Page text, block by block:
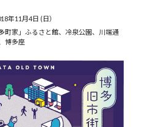
年11月4日 (日）
町家」ふるさと館、冷泉公園、川端通
博多座